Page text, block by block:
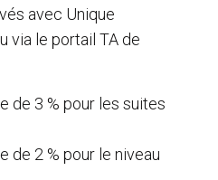
avec Unique
via le portail TA de
de 3 % pour les suites
de 2 % pour le niveau